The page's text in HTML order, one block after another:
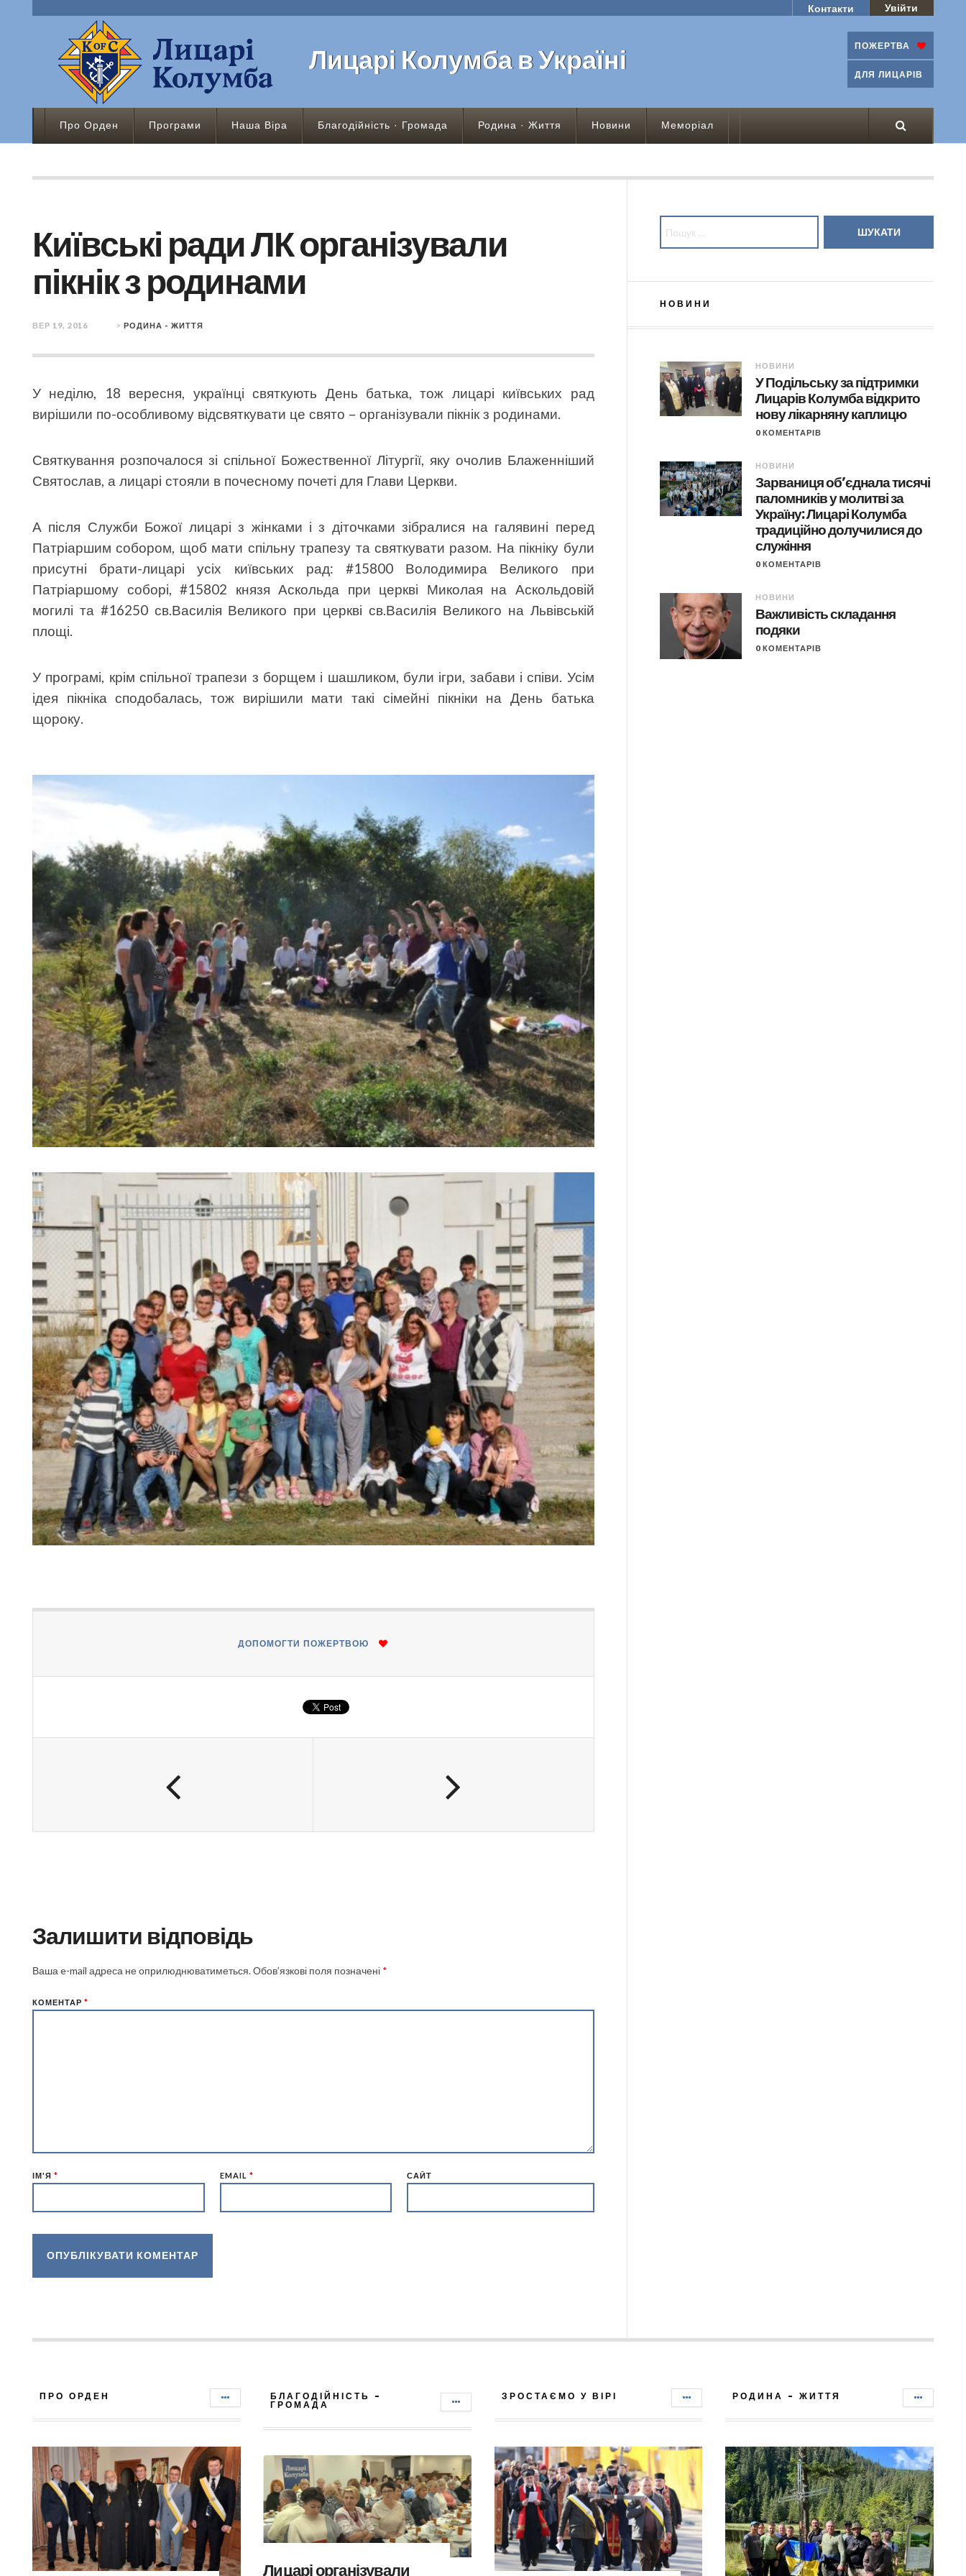
Контакти Увійти
Лицарі Колумба в Україні ПОЖЕРТВА
ДЛЯ ЛИЦАРІВ
Про Орден Програми Наша Віра Благодійність · Громада Родина · Життя Новини Меморіал
Київські ради ЛК організували
пікнік з родинами
ВЕР 19, 2016 > РОДИНА - ЖИТТЯ
У неділю, 18 вересня, українці святкують День батька, тож лицарі київських рад
вирішили по-особливому відсвяткувати це свято – організували пікнік з родинами.
Святкування розпочалося зі спільної Божественної Літургії, яку очолив Блаженніший
Святослав, а лицарі стояли в почесному почеті для Глави Церкви.
А після Служби Божої лицарі з жінками і з діточками зібралися на галявині перед
Патріаршим собором, щоб мати спільну трапезу та святкувати разом. На пікніку були
присутні брати-лицарі усіх київських рад: #15800 Володимира Великого при
Патріаршому соборі, #15802 князя Аскольда при церкві Миколая на Аскольдовій
могилі та #16250 св.Василія Великого при церкві св.Василія Великого на Львівській
площі.
У програмі, крім спільної трапези з борщем і шашликом, були ігри, забави і співи. Усім
ідея пікніка сподобалась, тож вирішили мати такі сімейні пікніки на День батька
щороку.
ДОПОМОГТИ ПОЖЕРТВОЮ
Залишити відповідь
Ваша e-mail адреса не оприлюднюватиметься.Обов’язкові поля позначені *
КОМЕНТАР *
ІМ'Я * EMAIL * САЙТ
НОВИНИ
НОВИНИ
У Подільську за підтримки
Лицарів Колумба відкрито
нову лікарняну каплицю
0 КОМЕНТАРІВ
НОВИНИ
Зарваниця об’єднала тисячі
паломників у молитві за
Україну: Лицарі Колумба
традиційно долучилися до
служіння
0 КОМЕНТАРІВ
НОВИНИ
Важливість складання
подяки
0 КОМЕНТАРІВ
ПРО ОРДЕН БЛАГОДІЙНІСТЬ -
ГРОМАДА
Лицарі організували
ЗРОСТАЄМО У ВІРІ РОДИНА - ЖИТТЯ